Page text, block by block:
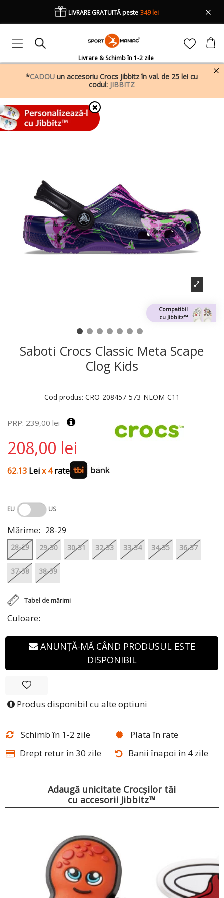
Livrare & Schimb în 1-2 zile
LIVRARE GRATUITĂ peste 349 lei
*CADOU un accesoriu Crocs Jibbitz în val. de 25 lei cu
codul: JIBBITZ
✖
Compatibil
cu Jibbitz™
Saboti Crocs Classic Meta Scape
Clog Kids
Cod produs: CRO-208457-573-NEOM-C11
PRP: 239,00 lei
208,00 lei
62.13 Leix 4rate
EU US
Culoare:
Tabel de mărimi
Mărime: 28-29
28-29 29-30 30-31 32-33 33-34 34-35 36-37
37-38 38-39
ANUNȚĂ-MĂ CÂND PRODUSUL ESTE
DISPONIBIL
Produs disponibil cu alte optiuni
Schimb în 1-2 zile
Plata în rate
Drept retur în 30 zile
Banii înapoi în 4 zile
Adaugă unicitate Crocșilor tăi
cu accesorii Jibbitz™